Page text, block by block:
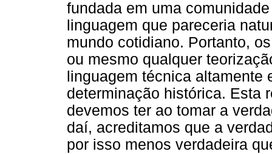
fundada em uma
linguagem que pareceria
mundo cotidiano. Portanto,
ou mesmo qualquer
linguagem técnica
determinação histórica. Esta
devemos ter ao tomar a
daí, acreditamos que a
por isso menos verdadeira